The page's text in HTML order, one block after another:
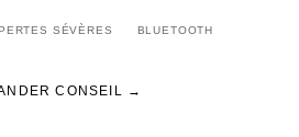
SÉVÈRES BLUETOOTH
CONSEIL →